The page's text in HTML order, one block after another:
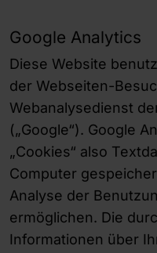
Google Analytics
Diese Website
der Webseiten-
Webanalysedienst
(„Google“). Google
„Cookies“ also
Computer
Analyse der
ermöglichen. Die
Informationen über